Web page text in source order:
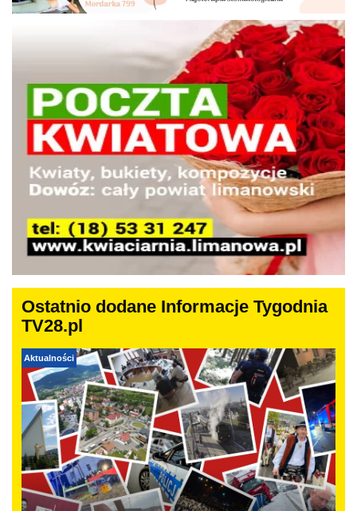
Ostatnio dodane Informacje Tygodnia
TV28.pl
Aktualności